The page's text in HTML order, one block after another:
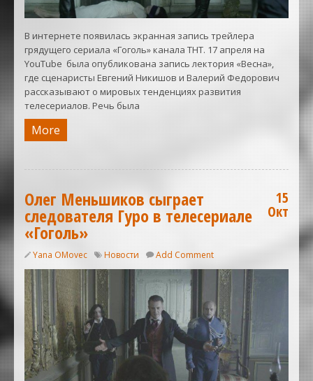
В интернете появилась экранная запись трейлера
грядущего сериала «Гоголь» канала ТНТ. 17 апреля на
YouTube была опубликована запись лектория «Весна»,
где сценаристы Евгений Никишов и Валерий Федорович
рассказывают о мировых тенденциях развития
телесериалов. Речь была
More
Олег Меньшиков сыграет
следователя Гуро в телесериале
«Гоголь»
Yana OMovec Новости Add Comment
15
Окт